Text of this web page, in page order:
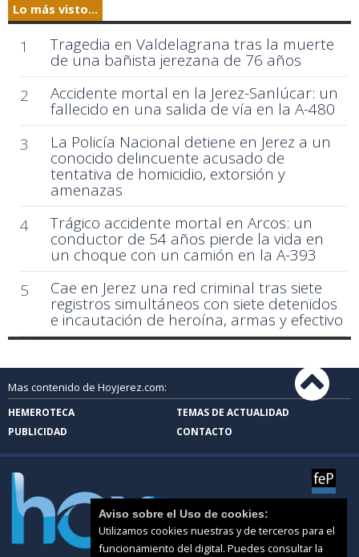
Lo más visto...
1 Tragedia en Valdelagrana tras la muerte
de una bañista jerezana de 76 años
2
Accidente mortal en la Jerez-Sanlúcar: un
fallecido en una salida de vía en la A-480
3
La Policía Nacional detiene en Jerez a un
conocido delincuente acusado de
tentativa de homicidio, extorsión y
amenazas
4
Trágico accidente mortal en Arcos: un
conductor de 54 años pierde la vida en
un choque con un camión en la A-393
5
Cae en Jerez una red criminal tras siete
registros simultáneos con siete detenidos
e incautación de heroína, armas y efectivo
Mas contenido de Hoyjerez.com:
HEMEROTECA
TEMAS DE ACTUALIDAD
PUBLICIDAD
CONTACTO
Aviso sobre el Uso de cookies:
Utilizamos cookies nuestras y de terceros para el
funcionamiento del digital. Puedes consultar la